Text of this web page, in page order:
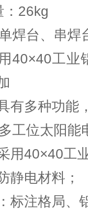
：26kg
焊台、串焊
40×40工业
有多种功能
工位太阳能
用40×40工
静电材料；
标注格局、